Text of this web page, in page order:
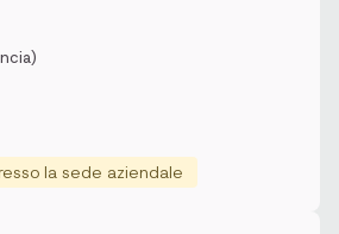
la sede aziendale